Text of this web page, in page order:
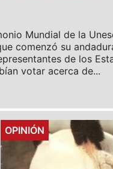
Mundial de la
comenzó su
de los
votar acerca de...
Details
OPINIÓN